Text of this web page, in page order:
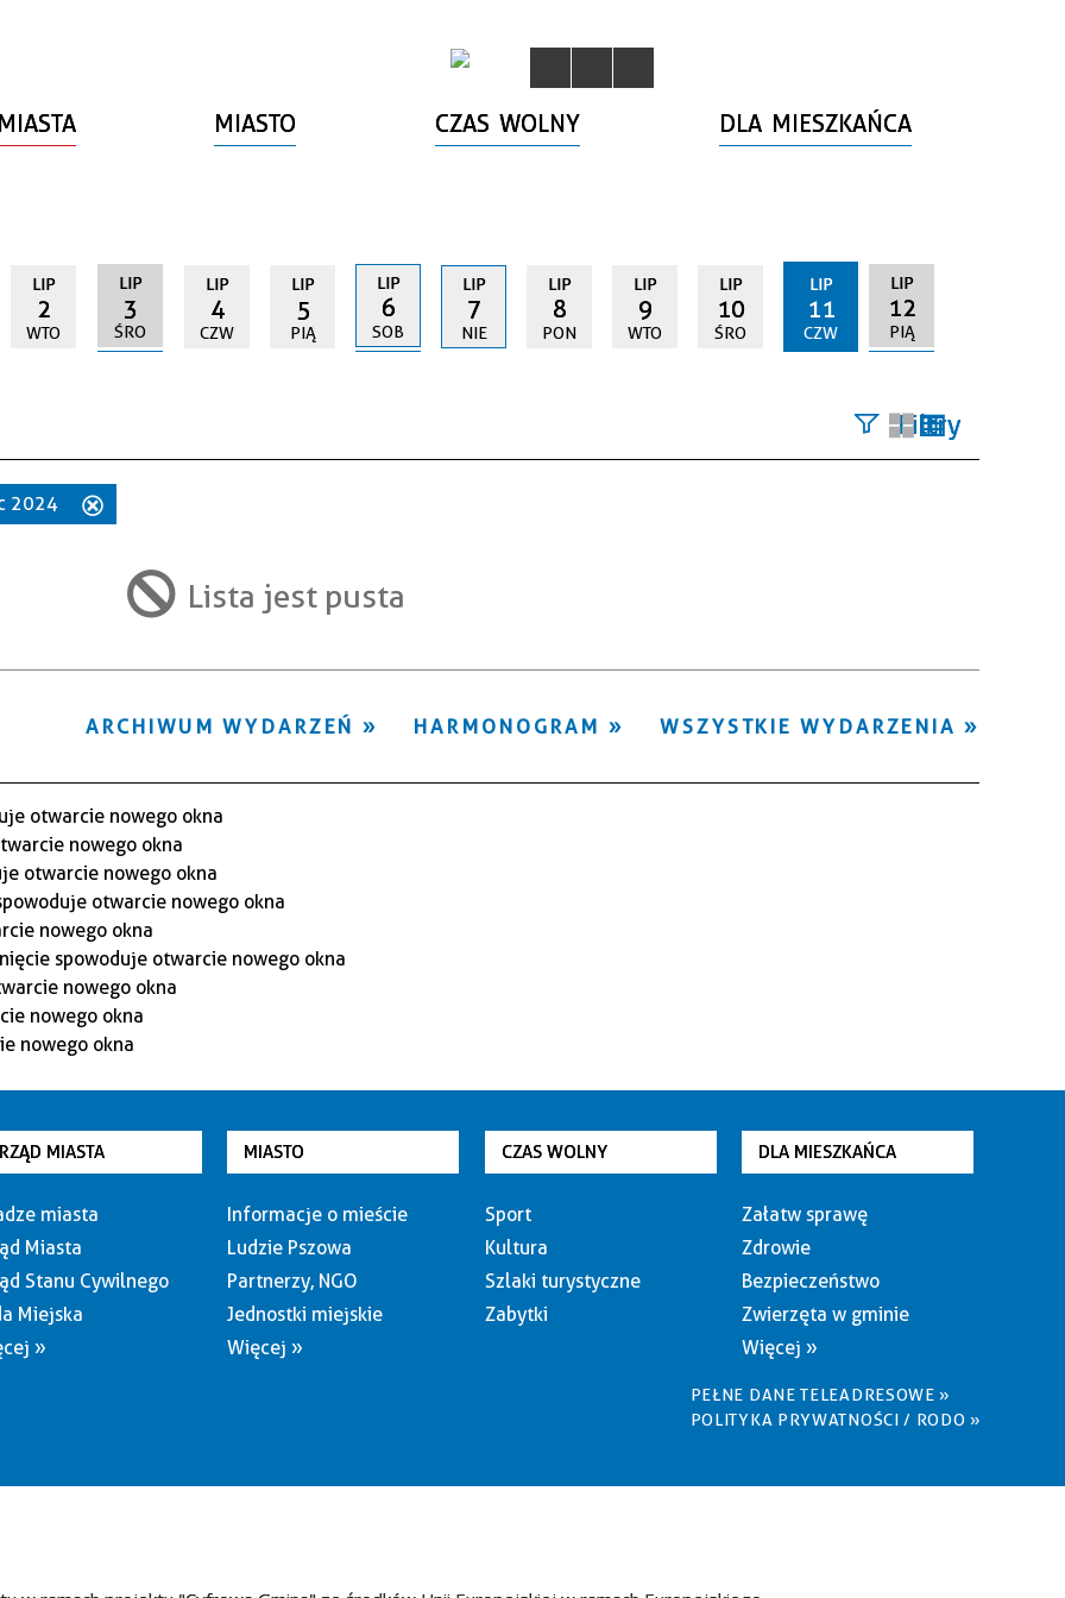
MIASTO CZAS WOLNY DLA MIESZKAŃCA
LIP
2
WTO
LIP
3
ŚRO
LIP
4
CZW
LIP
5
PIĄ
LIP
6
SOB
LIP
7
NIE
LIP
8
PON
LIP
9
WTO
LIP
10
ŚRO
LIP
11
CZW
LIP
12
PIĄ
Filtry
Miejsce
2024
Lista jest pusta
WSZYSTKIE WYDARZENIA
HARMONOGRAM
ARCHIWUM WYDARZEŃ
MIASTA
miasta
Miasta
Stanu Cywilnego
Miejska
»
MIASTO
Informacje o mieście
Ludzie Pszowa
Partnerzy, NGO
Jednostki miejskie
Więcej »
CZAS WOLNY
Sport
Kultura
Szlaki turystyczne
Zabytki
DLA MIESZKAŃCA
Załatw sprawę
Zdrowie
Bezpieczeństwo
Zwierzęta w gminie
Więcej »
PEŁNE DANE TELEADRESOWE »
POLITYKA PRYWATNOŚCI / RODO »